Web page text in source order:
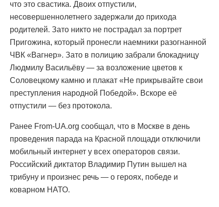
что это свастика. Двоих отпустили,
несовершеннолетнего задержали до прихода
родителей. Зато никто не пострадал за портрет
Пригожина, который пронесли наемники разогнанной
ЧВК «Вагнер». Зато в полицию забрали блокадницу
Людмилу Васильёву — за возложение цветов к
Соловецкому камню и плакат «Не прикрывайте свои
преступления народной Победой». Вскоре её
отпустили — без протокола.
Ранее From-UA.org сообщал, что в Москве в день
проведения парада на Красной площади отключили
мобильный интернет у всех операторов связи.
Российский диктатор Владимир Путин вышел на
трибуну и произнес речь — о героях, победе и
коварном НАТО.